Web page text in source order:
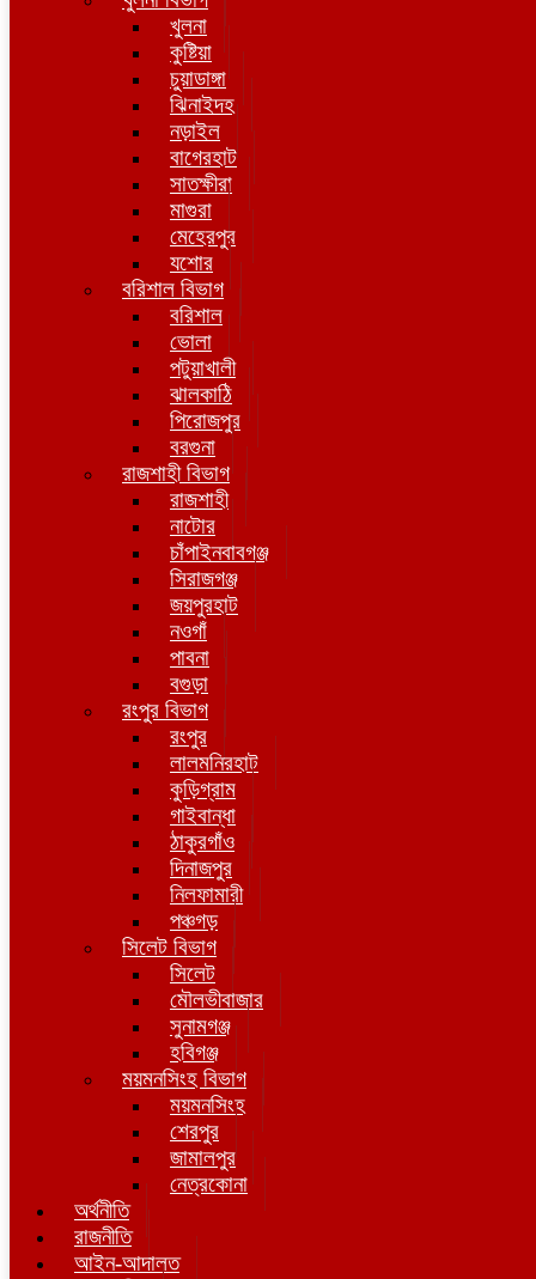
খুলনা
কুষ্টিয়া
চুয়াডাঙ্গা
ঝিনাইদহ
নড়াইল
বাগেরহাট
সাতক্ষীরা
মাগুরা
মেহেরপুর
যশোর
বরিশাল বিভাগ
বরিশাল
ভোলা
পটুয়াখালী
ঝালকাঠি
পিরোজপুর
বরগুনা
রাজশাহী বিভাগ
রাজশাহী
নাটোর
চাঁপাইনবাবগঞ্জ
সিরাজগঞ্জ
জয়পুরহাট
নওগাঁ
পাবনা
বগুড়া
রংপুর বিভাগ
রংপুর
লালমনিরহাট
কুড়িগ্রাম
গাইবান্ধা
ঠাকুরগাঁও
দিনাজপুর
নিলফামারী
পঞ্চগড়
সিলেট বিভাগ
সিলেট
মৌলভীবাজার
সুনামগঞ্জ
হবিগঞ্জ
ময়মনসিংহ বিভাগ
ময়মনসিংহ
শেরপুর
জামালপুর
নেত্রকোনা
অর্থনীতি
রাজনীতি
আইন-আদালত